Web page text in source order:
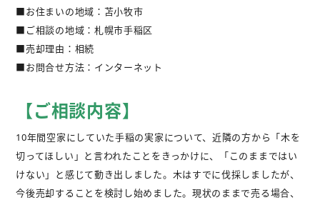
会社案内
■お住まいの地域：苫小牧市
■ご相談の地域：札幌市手稲区
■売却理由：相続
■お問合せ方法：インターネット
【ご相談内容】
10年間空家にしていた手稲の実家について、近隣の方から「木を
切ってほしい」と言われたことをきっかけに、「このままではい
けない」と感じて動き出しました。木はすでに伐採しましたが、
今後売却することを検討し始めました。現状のままで売る場合、